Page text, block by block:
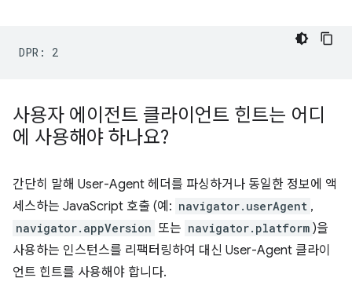
사용자 에이전트 클라이언트 힌트는 어디
에 사용해야 하나요?
간단히 말해 User-Agent 헤더를 파싱하거나 동일한 정보에 액
세스하는 JavaScript 호출 (예: navigator.userAgent ,
navigator.appVersion 또는 navigator.platform )을
사용하는 인스턴스를 리팩터링하여 대신 User-Agent 클라이
언트 힌트를 사용해야 합니다.